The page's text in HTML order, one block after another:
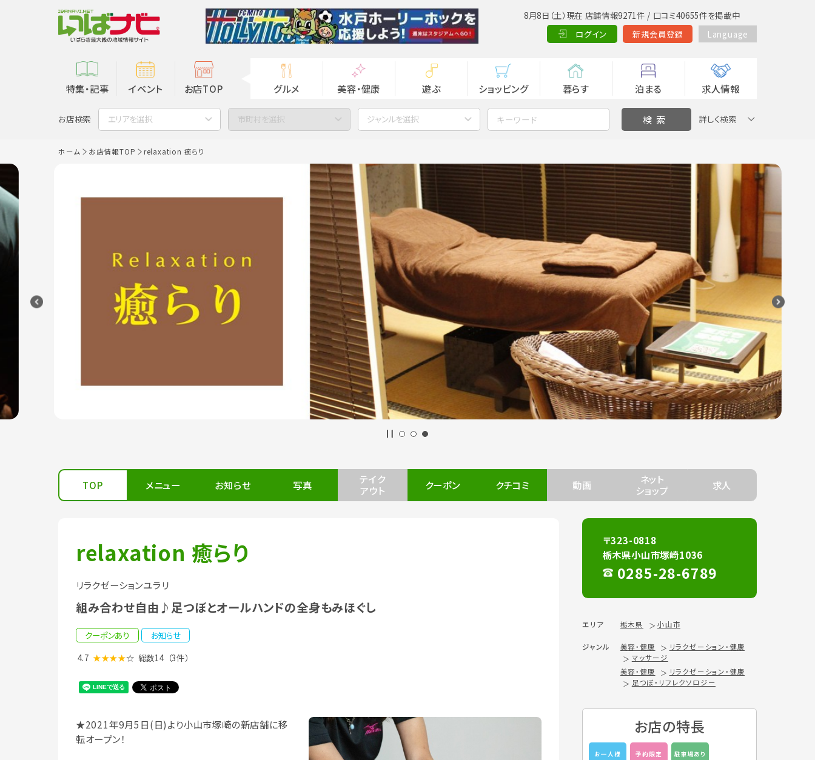
8月8日（土）現在 店舗情報9271件 / 口コミ40655件を掲載中
ログイン
新規会員登録 Language
特集・記事 イベント お店TOP グルメ 美容・健康 遊ぶ ショッピング 暮らす 泊まる 求人情報
お店検索 エリアを選択 市町村を選択 ジャンルを選択 詳しく検索
ホーム お店情報TOP relaxation 癒らり
TOP メニュー お知らせ 写真
テイク
アウト
クーポン クチコミ 動画
ネット
ショップ
求人
relaxation 癒らり
リラクゼーションユラリ
組み合わせ自由♪足つぼとオールハンドの全身もみほぐし
クーポンあり
お知らせ
4.7 ★★★★☆ 総数14 （3件）
★2021年9月5日(日)より小山市塚崎の新店舗に移
転オープン！
〒323-0818
栃木県小山市塚崎1036
0285-28-6789
エリア 栃木県 小山市
ジャンル 美容・健康
リラクゼーション・健康
マッサージ
美容・健康
リラクゼーション・健康
足つぼ・リフレクソロジー
お店の特長
お一人様 予約限定 駐車場あり